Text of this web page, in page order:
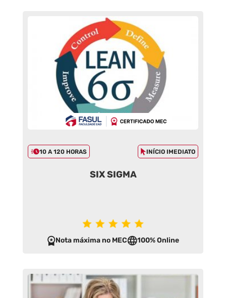
10 A 120 HORAS INÍCIO IMEDIATO
SIX SIGMA
Nota máxima no MEC 100% Online